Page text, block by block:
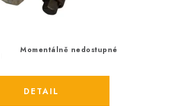
Momentálně nedostupné